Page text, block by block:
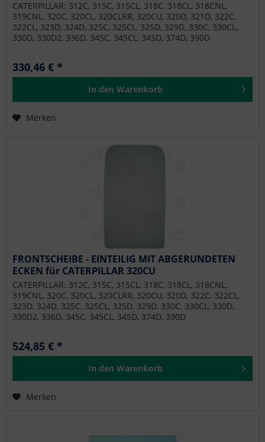
CATERPILLAR: 312C, 315C, 315CL, 318C, 318CL, 318CNL,
319CNL, 320C, 320CL, 320CLRR, 320CU, 320D, 321D, 322C,
322CL, 323D, 324D, 325C, 325CL, 325D, 329D, 330C, 330CL,
330D, 330D2, 336D, 345C, 345CL, 345D, 374D, 390D
330,46 € *
In den Warenkorb
Merken
FRONTSCHEIBE - EINTEILIG MIT ABGERUNDETEN
ECKEN für CATERPILLAR 320CU
CATERPILLAR: 312C, 315C, 315CL, 318C, 318CL, 318CNL,
319CNL, 320C, 320CL, 320CLRR, 320CU, 320D, 322C, 322CL,
323D, 324D, 325C, 325CL, 325D, 329D, 330C, 330CL, 330D,
330D2, 336D, 345C, 345CL, 345D, 374D, 390D
524,85 € *
In den Warenkorb
Merken